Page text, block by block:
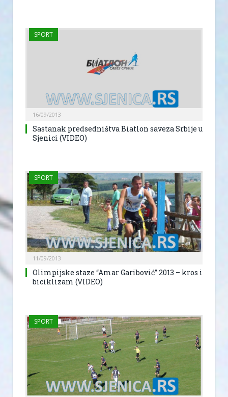
SPORT
16/09/2013
Sastanak predsedništva Biatlon saveza Srbije u
Sjenici (VIDEO)
SPORT
11/09/2013
Olimpijske staze “Amar Garibović” 2013 – kros i
biciklizam (VIDEO)
SPORT